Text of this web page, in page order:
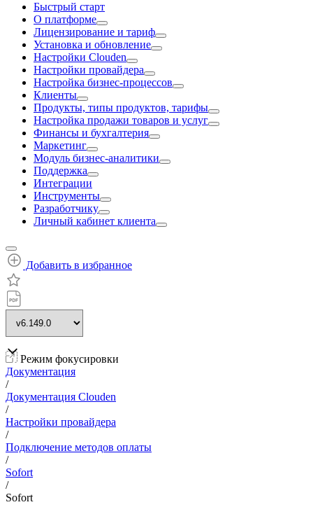
Быстрый старт
О платформе
Лицензирование и тариф
Установка и обновление
Настройки Clouden
Настройки провайдера
Настройка бизнес-процессов
Клиенты
Продукты, типы продуктов, тарифы
Настройка продажи товаров и услуг
Финансы и бухгалтерия
Маркетинг
Модуль бизнес-аналитики
Поддержка
Интеграции
Инструменты
Разработчику
Личный кабинет клиента
Добавить в избранное
Режим фокусировки
Документация
/
Документация Clouden
/
Настройки провайдера
/
Подключение методов оплаты
/
Sofort
/
Sofort